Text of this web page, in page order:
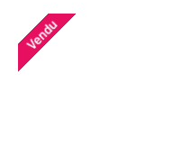
Vendu